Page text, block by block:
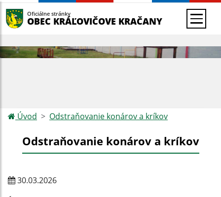
Oficiálne stránky
OBEC KRÁĽOVIČOVE KRAČANY
Úvod Odstraňovanie konárov a kríkov
Odstraňovanie konárov a kríkov
30.03.2026